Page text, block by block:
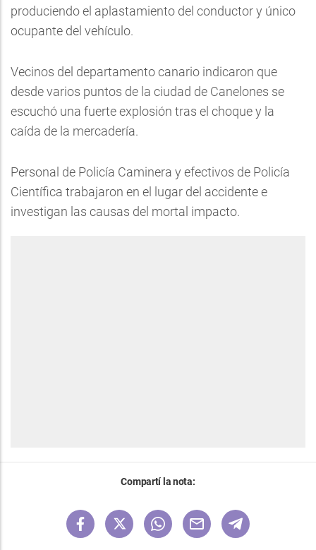
produciendo el aplastamiento del conductor y único
ocupante del vehículo.
Vecinos del departamento canario indicaron que
desde varios puntos de la ciudad de Canelones se
escuchó una fuerte explosión tras el choque y la
caída de la mercadería.
Personal de Policía Caminera y efectivos de Policía
Científica trabajaron en el lugar del accidente e
investigan las causas del mortal impacto.
Compartí la nota: